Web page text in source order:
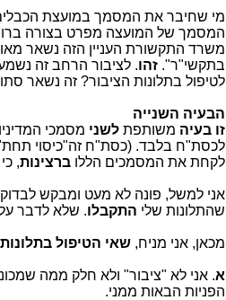
מי שחיבר את המסמך במועצת הכבלים
המסמך של המועצה מפרט בצורה
משרד התקשורת העניין הזה נשאר
בתקשי"ר".זהו. לציבור הרחב זה
לטיפול בתלונות הציבור? זה נשאר
הבעיה השנייה
זו בעיה משותפתלשני מסמכי
לכסת"ח בלבד. (כסת"ח זה"כיסוי
לקחת את המסמכים הללוברצינות,
שהתלונות שלי התקבלו. שלא לדבר
מכאן, אני מניח,שאי הטיפול
א. אני לא "ציבור" ולא חלק ממה
הפניות הבאות ממני.